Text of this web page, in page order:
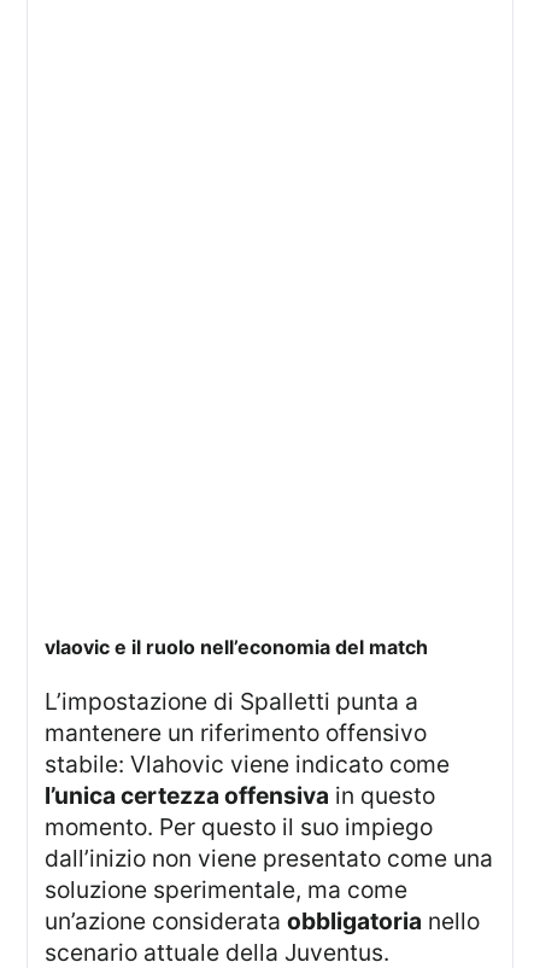
vlaovic e il ruolo nell’economia del match
L’impostazione di Spalletti punta a
mantenere un riferimento offensivo
stabile: Vlahovic viene indicato come
l’unica certezza offensiva in questo
momento. Per questo il suo impiego
dall’inizio non viene presentato come una
soluzione sperimentale, ma come
un’azione considerataobbligatoria nello
scenario attuale della Juventus.